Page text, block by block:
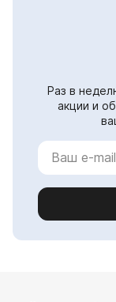
Раз в
акции и